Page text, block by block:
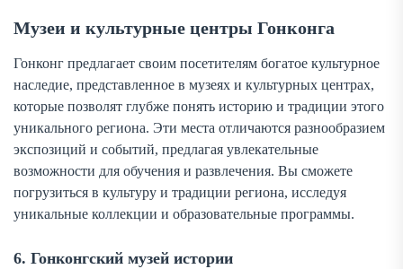
Музеи и культурные центры Гонконга
Гонконг предлагает своим посетителям богатое культурное
наследие, представленное в музеях и культурных центрах,
которые позволят глубже понять историю и традиции этого
уникального региона. Эти места отличаются разнообразием
экспозиций и событий, предлагая увлекательные
возможности для обучения и развлечения. Вы сможете
погрузиться в культуру и традиции региона, исследуя
уникальные коллекции и образовательные программы.
6. Гонконгский музей истории